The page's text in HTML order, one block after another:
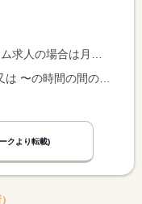
の場合は時間額を表示しています。
クより転載)